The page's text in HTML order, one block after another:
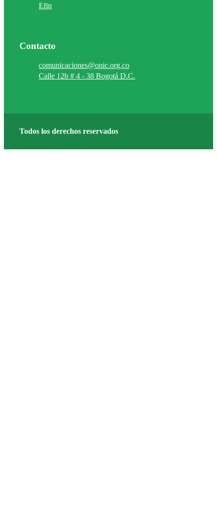
Efin
Contacto
comunicaciones@onic.org.co
Calle 12b # 4 - 38 Bogotá D.C.
Todos los derechos reservados